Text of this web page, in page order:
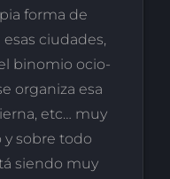
forma de
ciudades,
binomio ocio-
organiza esa
etc… muy
y sobre todo
siendo muy